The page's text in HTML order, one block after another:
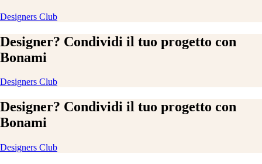
Designers Club
Designer? Condividi il tuo progetto con
Bonami
Designers Club
Designer? Condividi il tuo progetto con
Bonami
Designers Club